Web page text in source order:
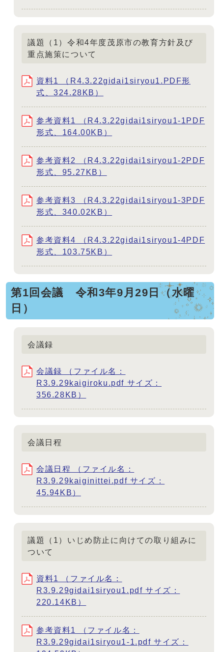
議題（1）令和4年度茂原市の教育方針及び
重点施策について
資料1 （R4.3.22gidai1siryou1.PDF形
式、324.28KB）
参考資料1 （R4.3.22gidai1siryou1-1PDF
形式、164.00KB）
参考資料2 （R4.3.22gidai1siryou1-2PDF
形式、95.27KB）
参考資料3 （R4.3.22gidai1siryou1-3PDF
形式、340.02KB）
参考資料4 （R4.3.22gidai1siryou1-4PDF
形式、103.75KB）
第1回会議 令和3年9月29日（水曜
日）
会議録
会議録 （ファイル名：
R3.9.29kaigiroku.pdf サイズ：
356.28KB）
会議日程
会議日程 （ファイル名：
R3.9.29kaiginittei.pdf サイズ：
45.94KB）
議題（1）いじめ防止に向けての取り組みに
ついて
資料1 （ファイル名：
R3.9.29gidai1siryou1.pdf サイズ：
220.14KB）
参考資料1 （ファイル名：
R3.9.29gidai1siryou1-1.pdf サイズ：